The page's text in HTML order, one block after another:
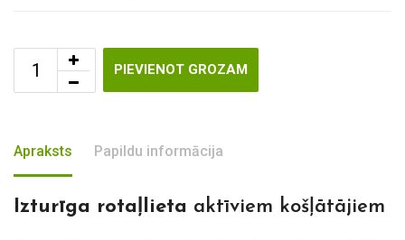
PIEVIENOT GROZAM
Apraksts Papildu informācija
Izturīga rotaļlieta aktīviem košļātājiem